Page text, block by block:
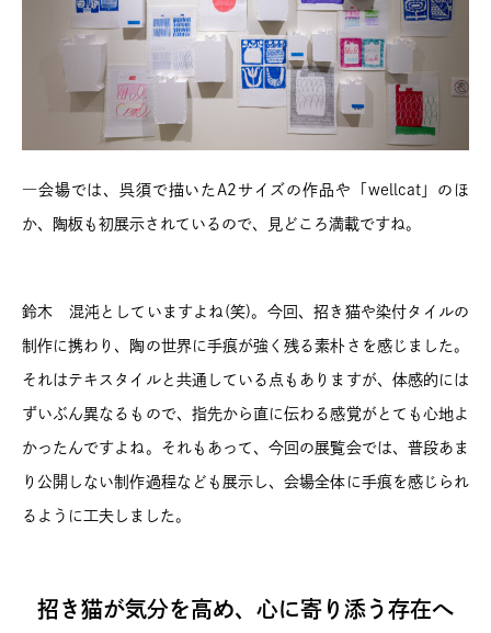
―会場では、呉須で描いたA2サイズの作品や「wellcat」のほ
か、陶板も初展示されているので、見どころ満載ですね。
鈴木 混沌としていますよね(笑)。今回、招き猫や染付タイルの
制作に携わり、陶の世界に手痕が強く残る素朴さを感じました。
それはテキスタイルと共通している点もありますが、体感的には
ずいぶん異なるもので、指先から直に伝わる感覚がとても心地よ
かったんですよね。それもあって、今回の展覧会では、普段あま
り公開しない制作過程なども展示し、会場全体に手痕を感じられ
るように工夫しました。
招き猫が気分を高め、心に寄り添う存在へ